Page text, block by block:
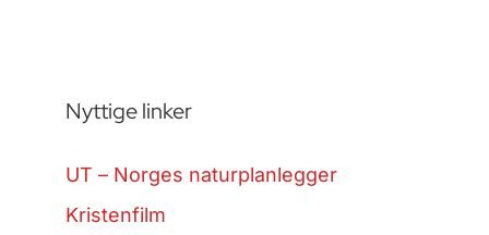
Nyttige linker
UT – Norges naturplanlegger
Kristenfilm